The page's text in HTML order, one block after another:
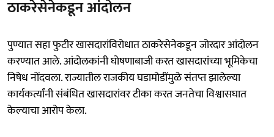
ठाकरेसेनेकडून आंदोलन
पुण्यात सहा फुटीर खासदारांविरोधात ठाकरेसेनेकडून जोरदार आंदोलन
करण्यात आले. आंदोलकांनी घोषणाबाजी करत खासदारांच्या भूमिकेचा
निषेध नोंदवला. राज्यातील राजकीय घडामोडींमुळे संतप्त झालेल्या
कार्यकर्त्यांनी संबंधित खासदारांवर टीका करत जनतेचा विश्वासघात
केल्याचा आरोप केला.